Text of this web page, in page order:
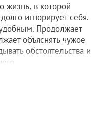
жизнь, в которой
игнорирует
Продолжает
объяснять чужое
обстоятельства и